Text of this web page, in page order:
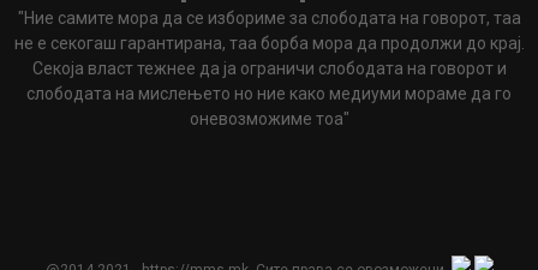
"Ние самите мора да се избориме за слободата на говорот, таа
не е секогаш гарантирана, таа борба мора да продолжи до крај.
Секоја власт тежнее да ја ограничи слободата на говорот и
слободата на мислењето но ние како медиуми мораме да го
оневозможиме тоа"